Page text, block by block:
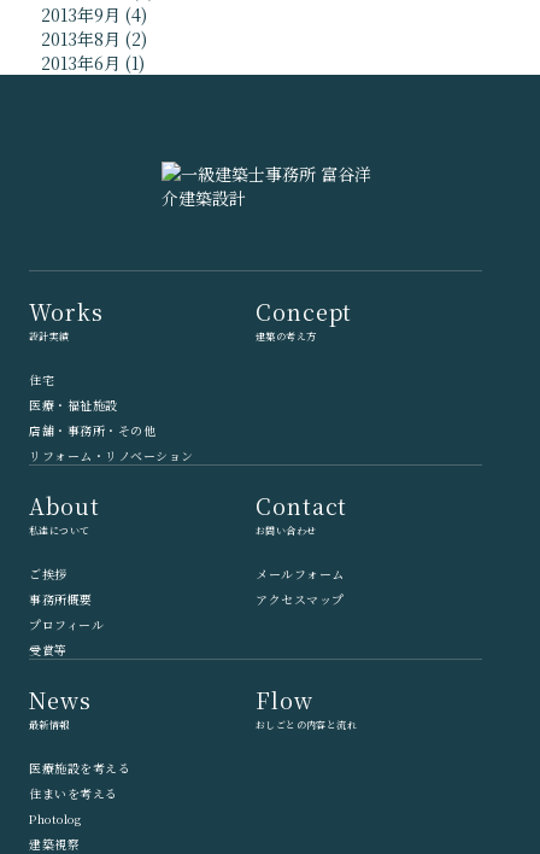
2013年9月 (4)
2013年8月 (2)
2013年6月 (1)
Works
設計実績
住宅
医療・福祉施設
店舗・事務所・その他
リフォーム・リノベーション
Concept
建築の考え方
About
私達について
ご挨拶
事務所概要
プロフィール
受賞等
Contact
お問い合わせ
メールフォーム
アクセスマップ
News
最新情報
医療施設を考える
住まいを考える
Photolog
建築視察
Flow
おしごとの内容と流れ